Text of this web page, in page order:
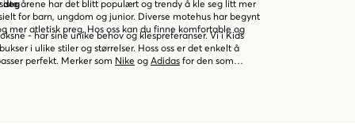
årene har det blitt populært og trendy å kle seg litt mer
for barn, ungdom og junior. Diverse motehus har begynt
mer atletisk preg. Hos oss kan du finne komfortable og
deg
- har sine unike behov og klespreferanser. Vi i Kids
i ulike stiler og størrelser. Hoss oss er det enkelt å
perfekt. Merker som Nike og Adidas for den som
til bruk i hverdagen. Vi ønsker at våre kunder skal kunne